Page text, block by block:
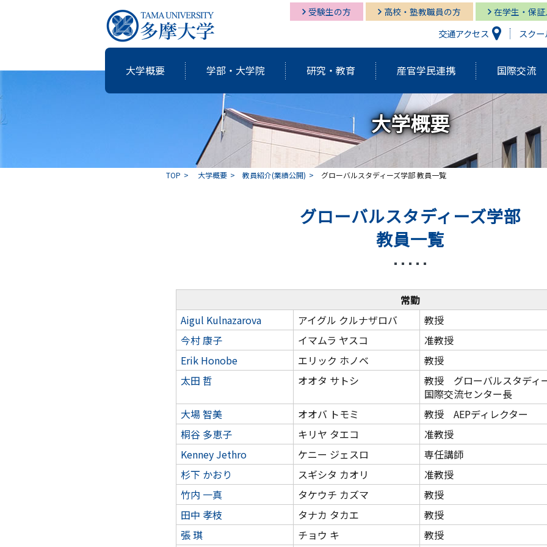
受験生の方 高校・塾教職員の方 在学生・保
交通アクセス スク
大学概要
大学概要
学長挨拶・紹介 建学の精神・基本理念
アジアダイナミズム
ガバナンス・コード 教員紹介 自己
ハラスメント防止 情報公開 学生
その他の取り組み 補助金採択状況
大学案内・広報誌 学長
学校法人田村学園概要 理事
多摩大ブランド 学園歌
学部・大学院
学部・大学院 経営情報学部
経営情報学部 科目等履修生・聴講生
研究・教育
研究・教育 研究開発機構 多摩
研究紀要（Tama蔵） 教育
アクティブ・ラーニング発表祭
産官学民連携 国際交流
国際交流 経営情報学部 グロ
国際交流センター
就職支援 経営情報学部 経営
グローバルスタディーズ学部 グロ
図書館 多摩キャンパス図書館 湘南
多摩キャンパス メディア・サービス 湘南
大学概要
TOP 大学概要 教員紹介(業績公開) グローバルスタディーズ学部 教員一覧
グローバルスタディーズ学部
教員一覧
常勤
Aigul Kulnazarova
アイグル クルナザロバ
教授
今村 康子
イマムラ ヤスコ
准教授
Erik Honobe
エリック ホノベ
教授
太田 哲
オオタ サトシ
教授 グローバルスタディ
国際交流センター長
大場 智美
オオバ トモミ
教授 AEPディレクター
桐谷 多恵子
キリヤ タエコ
准教授
Kenney Jethro
ケニー ジェスロ
専任講師
杉下 かおり
スギシタ カオリ
准教授
竹内 一真
タケウチ カズマ
教授
田中 孝枝
タナカ タカエ
教授
張 琪
チョウ キ
教授